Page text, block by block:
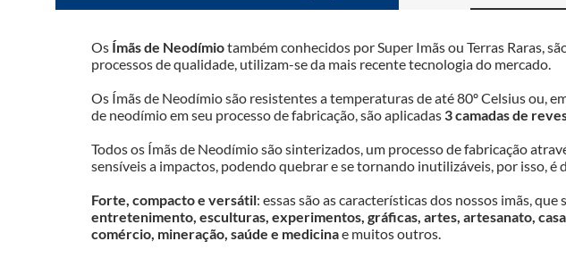
Os Ímãs de Neodímio também conhecidos por Super Imãs ou Terras Raras,
processos de qualidade, utilizam-se da mais recente tecnologia do mercado.
Os Ímãs de Neodímio são resistentes a temperaturas de até 80º Celsius ou,
de neodímio em seu processo de fabricação, são aplicadas 3 camadas de
Todos os Ímãs de Neodímio são sinterizados, um processo de fabricação
sensíveis a impactos, podendo quebrar e se tornando inutilizáveis, por isso,
Forte, compacto e versátil: essas são as características dos nossos imãs,
entretenimento, esculturas, experimentos, gráficas, artes, artesanato,
comércio, mineração, saúde e medicina e muitos outros.